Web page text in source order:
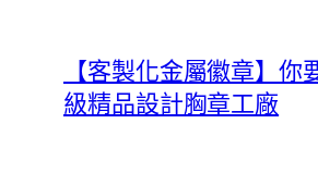
【客製化金屬徽章】
級精品設計胸章工廠